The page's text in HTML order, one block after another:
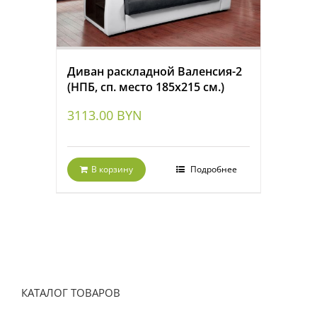
Диван раскладной Валенсия-2
(НПБ, сп. место 185х215 см.)
3113.00 BYN
В корзину Подробнее
КАТАЛОГ ТОВАРОВ